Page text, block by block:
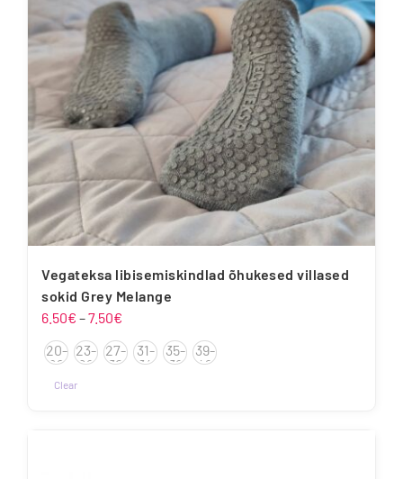
teha
tootelehel.
Vegateksa libisemiskindlad õhukesed villased
sokid Grey Melange
6.50€ –7.50€
6.50€
kuni
20-
22
23-
26
27-
30
31-
34
35-
38
39-
42
Clear